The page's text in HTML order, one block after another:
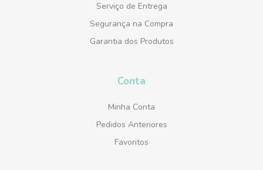
Serviço de Entrega
Segurança na Compra
Garantia dos Produtos
Conta
Minha Conta
Pedidos Anteriores
Favoritos